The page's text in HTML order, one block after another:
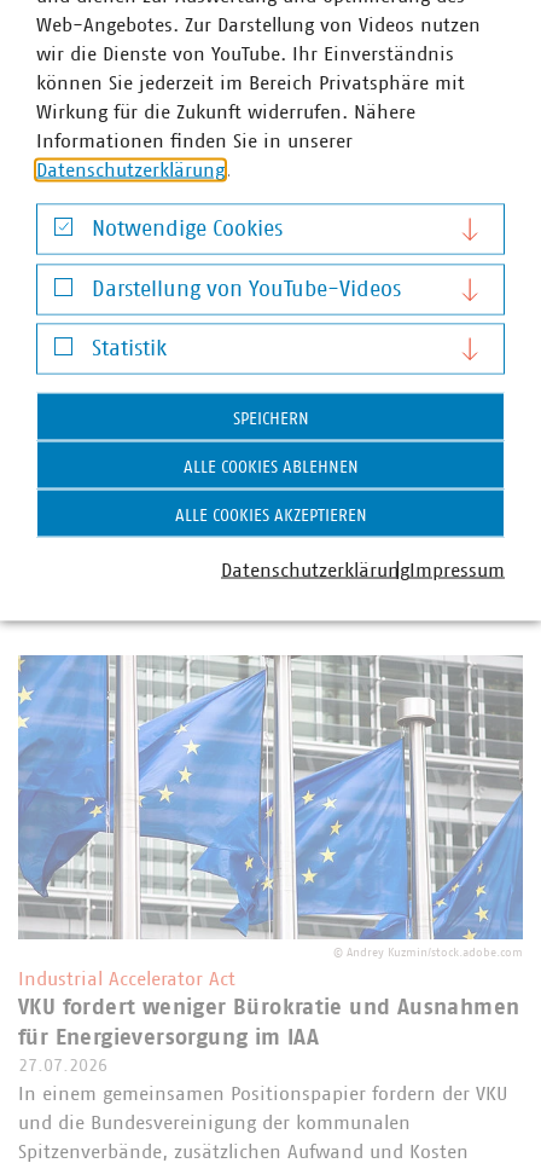
Andreas Seifert
Stellv. Abteilungsleiter Recht, Finanzen und Steuern
+49 30 58580-132
seifert(at)vku(dot)de
Schlagworte
Digitale Geschäftsmodelle
Allgemeine Geschäftsbedingungen (AGB)
© Andrey Kuzmin/stock.adobe.com
Industrial Accelerator Act
VKU fordert weniger Bürokratie und Ausnahmen
für Energieversorgung im IAA
27.07.2026
In einem gemeinsamen Positionspapier fordern der VKU
und die Bundesvereinigung der kommunalen
Spitzenverbände, zusätzlichen Aufwand und Kosten
Web-Angebotes. Zur Darstellung von Videos nutzen
wir die Dienste von YouTube. Ihr Einverständnis
können Sie jederzeit im Bereich Privatsphäre mit
Wirkung für die Zukunft widerrufen. Nähere
Informationen finden Sie in unserer
Datenschutzerklärung.
Notwendige Cookies
Notwendige Cookies
Darstellung von YouTube-Videos
Darstellung von YouTube-Videos
Statistik
Statistik
SPEICHERN
ALLE COOKIES ABLEHNEN
ALLE COOKIES AKZEPTIEREN
DatenschutzerklärungImpressum